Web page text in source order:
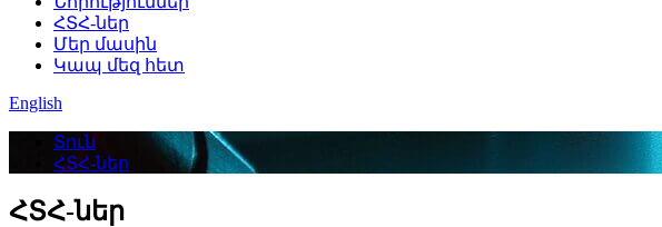
ՀՏՀ-ներ
Մեր մասին
Կապ մեզ հետ
English
Տուն
ՀՏՀ-ներ
ՀՏՀ-ներ